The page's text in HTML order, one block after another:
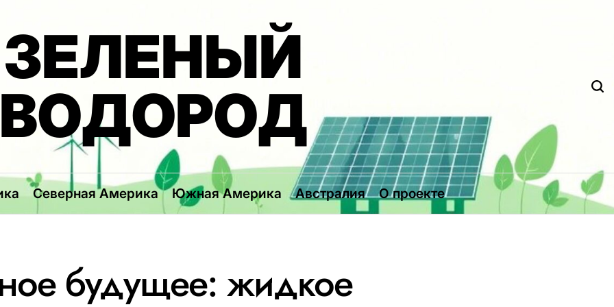
ЗЕЛЕНЫЙ
ВОДОРОД
Северная Америка Южная Америка Австралия О проекте
будущее: жидкое